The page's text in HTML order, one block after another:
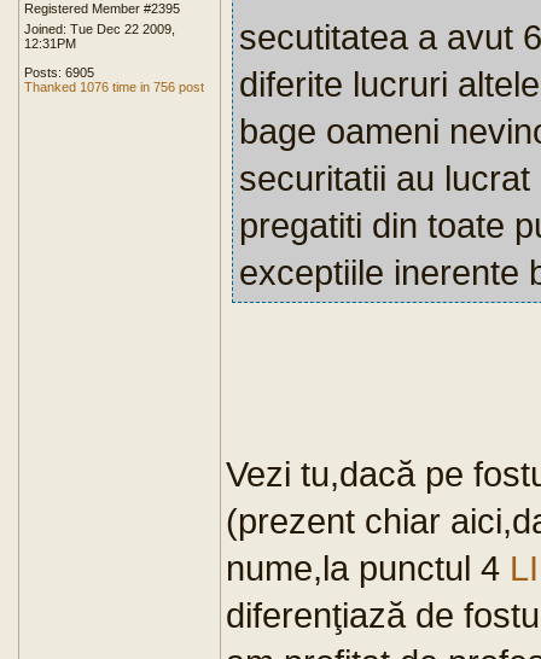
Registered Member #2395
Joined: Tue Dec 22 2009,
12:31PM
Posts: 6905
Thanked 1076 time in 756 post
secutitatea a avut
diferite lucruri
bage oameni
securitatii au
pregatiti din toate
exceptiile inerente
Vezi tu,dacă pe
(prezent chiar
nume,la punctul 4
diferenţiază de